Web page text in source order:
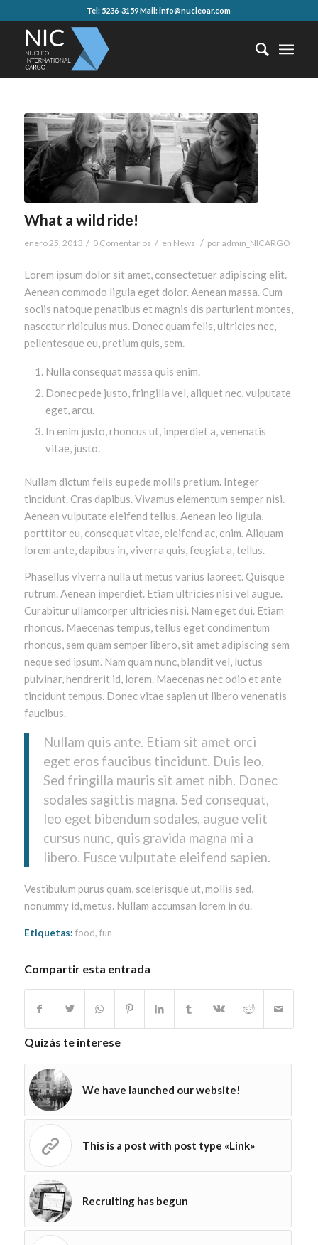
Tel: 5236-3159 Mail: info@nucleoar.com
What a wild ride!
enero 25, 2013 / 0 Comentarios / en News / por admin_NICARGO
Lorem ipsum dolor sit amet, consectetuer adipiscing elit.
Aenean commodo ligula eget dolor. Aenean massa. Cum
sociis natoque penatibus et magnis dis parturient montes,
nascetur ridiculus mus. Donec quam felis, ultricies nec,
pellentesque eu, pretium quis, sem.
Nulla consequat massa quis enim.
Donec pede justo, fringilla vel, aliquet nec, vulputate
eget, arcu.
In enim justo, rhoncus ut, imperdiet a, venenatis
vitae, justo.
Nullam dictum felis eu pede mollis pretium. Integer
tincidunt. Cras dapibus. Vivamus elementum semper nisi.
Aenean vulputate eleifend tellus. Aenean leo ligula,
porttitor eu, consequat vitae, eleifend ac, enim. Aliquam
lorem ante, dapibus in, viverra quis, feugiat a, tellus.
Phasellus viverra nulla ut metus varius laoreet. Quisque
rutrum. Aenean imperdiet. Etiam ultricies nisi vel augue.
Curabitur ullamcorper ultricies nisi. Nam eget dui. Etiam
rhoncus. Maecenas tempus, tellus eget condimentum
rhoncus, sem quam semper libero, sit amet adipiscing sem
neque sed ipsum. Nam quam nunc, blandit vel, luctus
pulvinar, hendrerit id, lorem. Maecenas nec odio et ante
tincidunt tempus. Donec vitae sapien ut libero venenatis
faucibus.
Nullam quis ante. Etiam sit amet orci
eget eros faucibus tincidunt. Duis leo.
Sed fringilla mauris sit amet nibh. Donec
sodales sagittis magna. Sed consequat,
leo eget bibendum sodales, augue velit
cursus nunc, quis gravida magna mi a
libero. Fusce vulputate eleifend sapien.
Vestibulum purus quam, scelerisque ut, mollis sed,
nonummy id, metus. Nullam accumsan lorem in du.
Etiquetas: food, fun
Compartir esta entrada
Quizás te interese
We have launched our website!
This is a post with post type «Link»
Recruiting has begun